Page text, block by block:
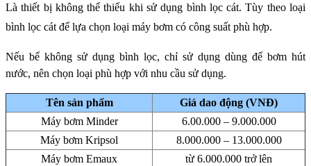
Là thiết bị không thể thiếu khi sử dụng bình lọc cát. Tùy theo loại
bình lọc cát để lựa chọn loại máy bơm có công suất phù hợp.
Nếu bể không sử dụng bình lọc, chỉ sử dụng dùng để bơm hút
nước, nên chọn loại phù hợp với nhu cầu sử dụng.
Tên sản phẩm
Giá dao động (VNĐ)
Máy bơm Minder
6.00.000 – 9.000.000
Máy bơm Kripsol
8.000.000 – 13.000.000
Máy bơm Emaux
từ 6.000.000 trở lên